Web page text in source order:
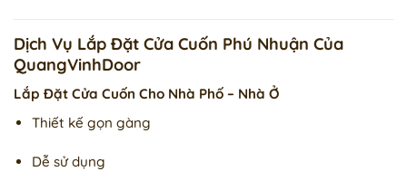
Dịch Vụ Lắp Đặt Cửa Cuốn Phú Nhuận Của
QuangVinhDoor
Lắp Đặt Cửa Cuốn Cho Nhà Phố – Nhà Ở
Thiết kế gọn gàng
Dễ sử dụng